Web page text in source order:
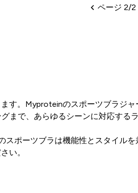
ページ
ページ 2/2
す。Myproteinのスポーツブラジ
まで、あらゆるシーンに対応する
ポーツブラは機能性とスタイル
い。